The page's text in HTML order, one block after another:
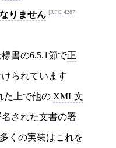
なりません RFC 4287
書の6.5.1節で正
られています
た上で他の XML文
された文書の署
くの実装はこれを